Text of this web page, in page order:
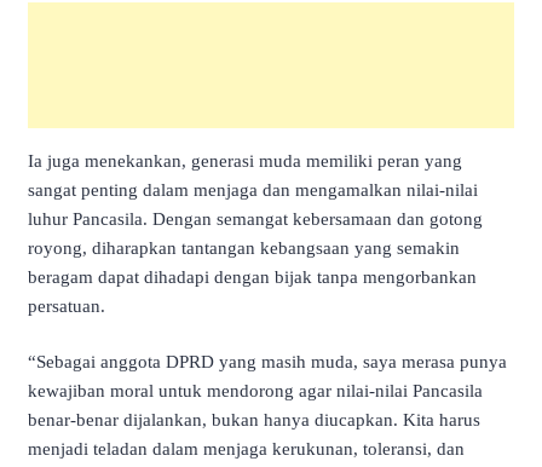
Ia juga menekankan, generasi muda memiliki peran yang
sangat penting dalam menjaga dan mengamalkan nilai-nilai
luhur Pancasila. Dengan semangat kebersamaan dan gotong
royong, diharapkan tantangan kebangsaan yang semakin
beragam dapat dihadapi dengan bijak tanpa mengorbankan
persatuan.
“Sebagai anggota DPRD yang masih muda, saya merasa punya
kewajiban moral untuk mendorong agar nilai-nilai Pancasila
benar-benar dijalankan, bukan hanya diucapkan. Kita harus
menjadi teladan dalam menjaga kerukunan, toleransi, dan